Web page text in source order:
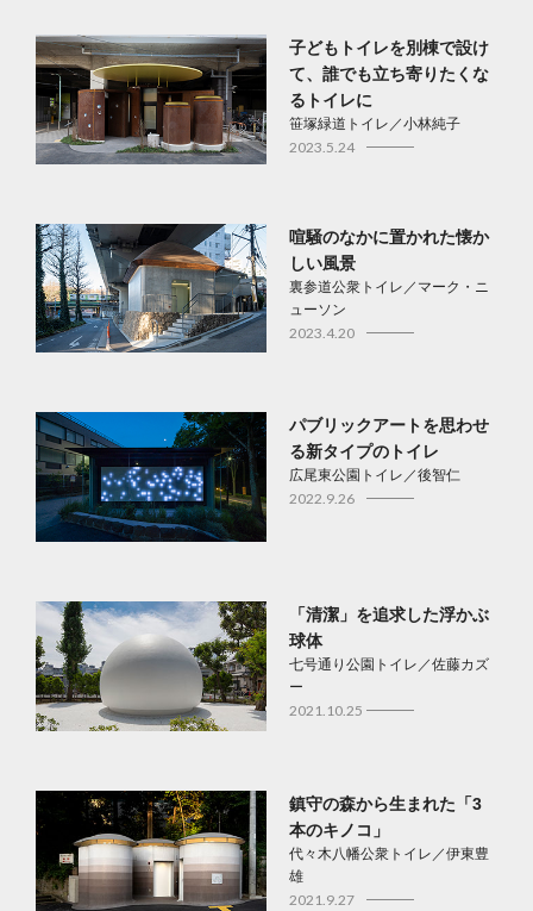
子どもトイレを別棟で設け
て、誰でも立ち寄りたくな
るトイレに
笹塚緑道トイレ／小林純子
2023.5.24
喧騒のなかに置かれた懐か
しい風景
裏参道公衆トイレ／マーク・ニ
ューソン
2023.4.20
パブリックアートを思わせ
る新タイプのトイレ
広尾東公園トイレ／後智仁
2022.9.26
「清潔」を追求した浮かぶ
球体
七号通り公園トイレ／佐藤カズ
ー
2021.10.25
鎮守の森から生まれた「3
本のキノコ」
代々木八幡公衆トイレ／伊東豊
雄
2021.9.27